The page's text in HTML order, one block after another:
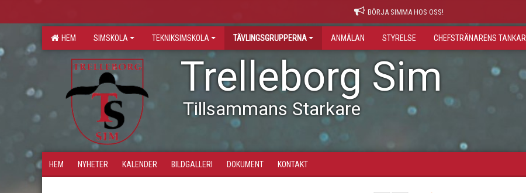
BÖRJA SIMMA HOS OSS!
HEM SIMSKOLA TEKNIKSIMSKOLA TÄVLINGSGRUPPERNA ANMÄLAN STYRELSE CHEFSTRÄNARENS TANKAR
Trelleborg Sim
Tillsammans Starkare
HEM NYHETER KALENDER BILDGALLERI DOKUMENT KONTAKT